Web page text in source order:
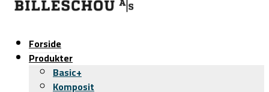
Forside
Produkter
Basic+
Komposit